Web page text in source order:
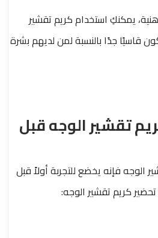
يمكنكِ استخدام كريم تقشير
قاسيًا جدًا بالنسبة لمن لديهم بشرة
تقشير الوجه قبل
الوجه فإنه يخضع للتجربة أولاً قبل
كريم تقشير الوجه: